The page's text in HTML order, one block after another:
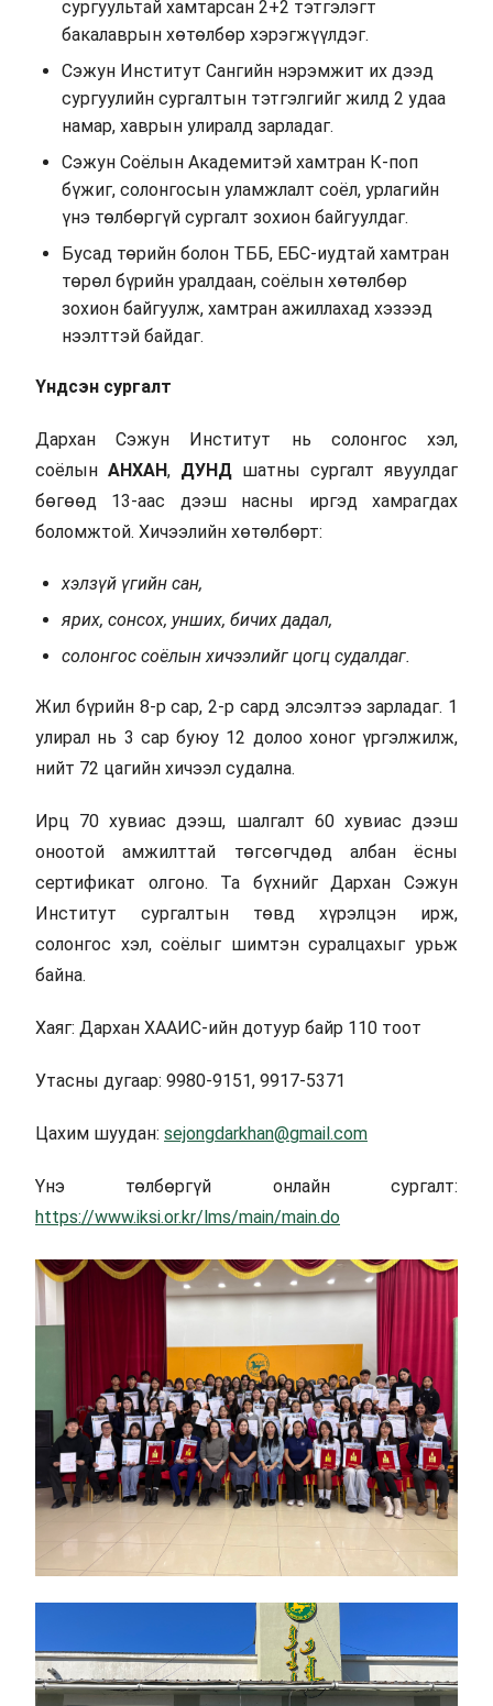
сургуультай хамтарсан 2+2 тэтгэлэгт
бакалаврын хөтөлбөр хэрэгжүүлдэг.
Сэжун Институт Сангийн нэрэмжит их дээд
сургуулийн сургалтын тэтгэлгийг жилд 2 удаа
намар, хаврын улиралд зарладаг.
Сэжун Соёлын Академитэй хамтран К-поп
бүжиг, солонгосын уламжлалт соёл, урлагийн
үнэ төлбөргүй сургалт зохион байгуулдаг.
Бусад төрийн болон ТББ, ЕБС-иудтай хамтран
төрөл бүрийн уралдаан, соёлын хөтөлбөр
зохион байгуулж, хамтран ажиллахад хэзээд
нээлттэй байдаг.
Үндсэн сургалт
Дархан Сэжун Институт нь солонгос хэл,
соёлын АНХАН, ДУНД шатны сургалт явуулдаг
бөгөөд 13-аас дээш насны иргэд хамрагдах
боломжтой. Хичээлийн хөтөлбөрт:
хэлзүй үгийн сан,
ярих, сонсох, унших, бичих дадал,
солонгос соёлын хичээлийг цогц судалдаг.
Жил бүрийн 8-р сар, 2-р сард элсэлтээ зарладаг. 1
улирал нь 3 сар буюу 12 долоо хоног үргэлжилж,
нийт 72 цагийн хичээл судална.
Ирц 70 хувиас дээш, шалгалт 60 хувиас дээш
оноотой амжилттай төгсөгчдөд албан ёсны
сертификат олгоно. Та бүхнийг Дархан Сэжун
Институт сургалтын төвд хүрэлцэн ирж,
солонгос хэл, соёлыг шимтэн суралцахыг урьж
байна.
Хаяг: Дархан ХААИС-ийн дотуур байр 110 тоот
Утасны дугаар: 9980-9151, 9917-5371
Цахим шуудан: sejongdarkhan@gmail.com
Үнэ төлбөргүй онлайн сургалт:
https://www.iksi.or.kr/lms/main/main.do